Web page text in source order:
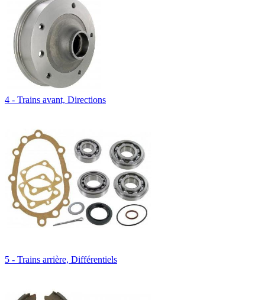
4 - Trains avant, Directions
5 - Trains arrière, Différentiels